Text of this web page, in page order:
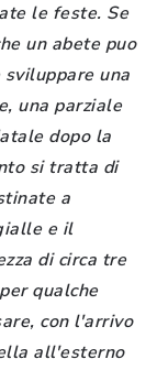
le feste. Se
un abete puo
una
una parziale
dopo la
si tratta di
a
e il
di circa tre
qualche
con l'arrivo
all'esterno